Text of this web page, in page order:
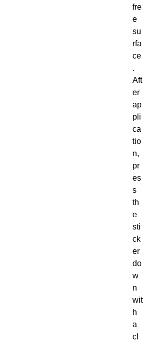
fre
e
su
rfa
ce
.
Aft
er
ap
pli
ca
tio
n,
pr
es
s
th
e
sti
ck
er
do
w
n
wit
h
a
cl